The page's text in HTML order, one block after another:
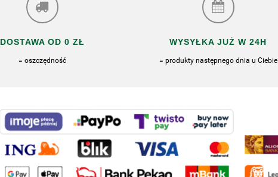
DOSTAWA OD 0 ZŁ
= oszczędność
WYSYŁKA JUŻ W 24H
= produkty następnego dnia u Ciebie